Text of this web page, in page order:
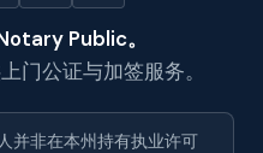
Public。
门公证与加签服务。
并非在本州持有执业许可